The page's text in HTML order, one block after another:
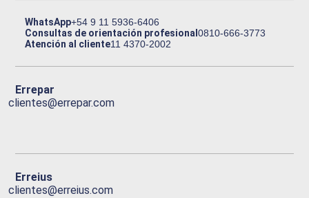
WhatsApp+54 9 11 5936-6406
Consultas de orientación profesional0810-666-3773
Atención al cliente11 4370-2002
Errepar
clientes@errepar.com
Erreius
clientes@erreius.com